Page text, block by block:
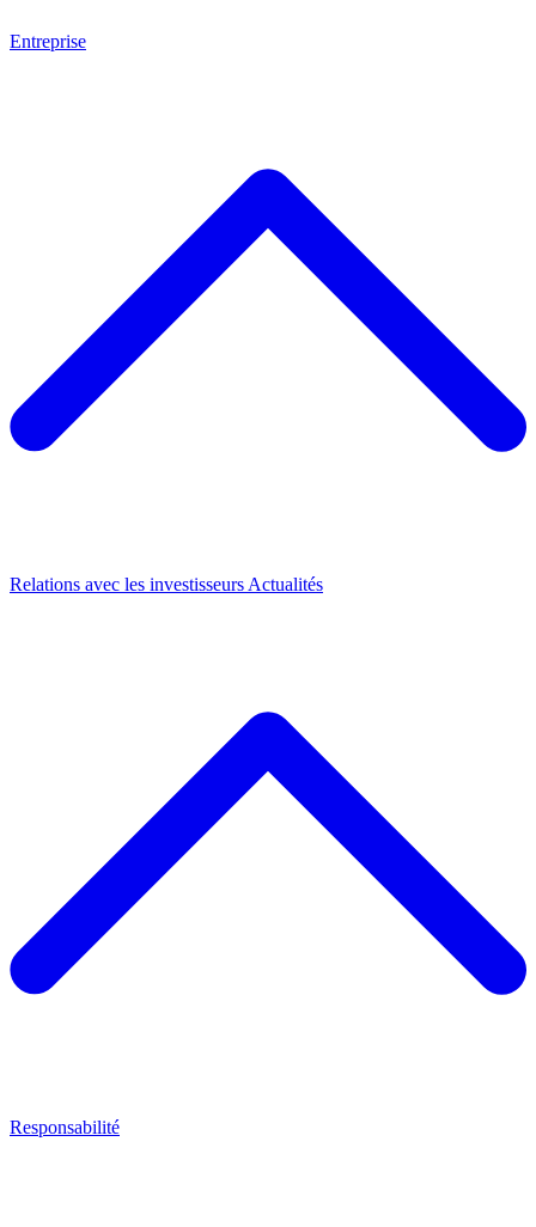
Entreprise
Relations avec les investisseurs Actualités
Responsabilité